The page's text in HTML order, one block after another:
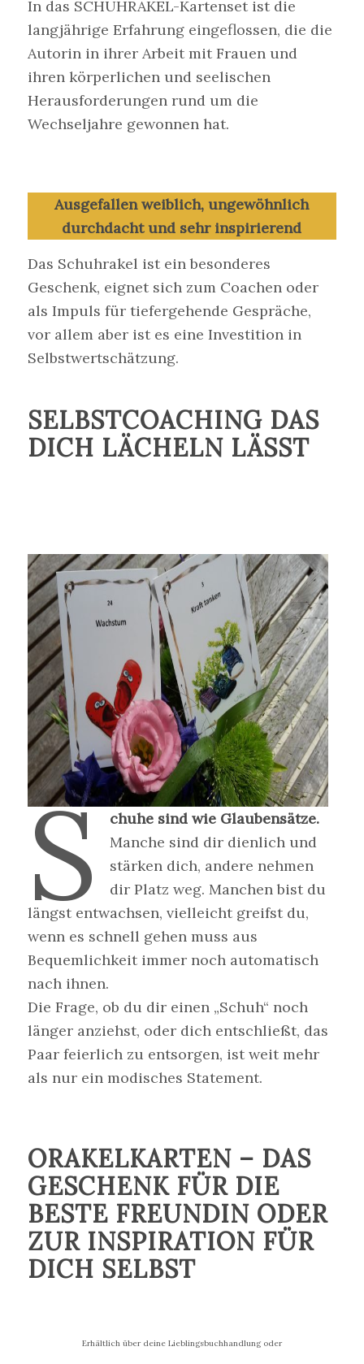
In das SCHUHRAKEL-Kartenset ist die
langjährige Erfahrung eingeflossen, die die
Autorin in ihrer Arbeit mit Frauen und
ihren körperlichen und seelischen
Herausforderungen rund um die
Wechseljahre gewonnen hat.
Ausgefallen weiblich, ungewöhnlich
durchdacht und sehr inspirierend
Das Schuhrakel ist ein besonderes
Geschenk, eignet sich zum Coachen oder
als Impuls für tiefergehende Gespräche,
vor allem aber ist es eine Investition in
Selbstwertschätzung.
SELBSTCOACHING DAS
DICH LÄCHELN LÄSST
S
chuhe sind wie Glaubensätze.
Manche sind dir dienlich und
stärken dich, andere nehmen
dir Platz weg. Manchen bist du
längst entwachsen, vielleicht greifst du,
wenn es schnell gehen muss aus
Bequemlichkeit immer noch automatisch
nach ihnen.
Die Frage, ob du dir einen „Schuh“ noch
länger anziehst, oder dich entschließt, das
Paar feierlich zu entsorgen, ist weit mehr
als nur ein modisches Statement.
ORAKELKARTEN – DAS
GESCHENK FÜR DIE
BESTE FREUNDIN ODER
ZUR INSPIRATION FÜR
DICH SELBST
Erhältlich über deine Lieblingsbuchhandlung oder